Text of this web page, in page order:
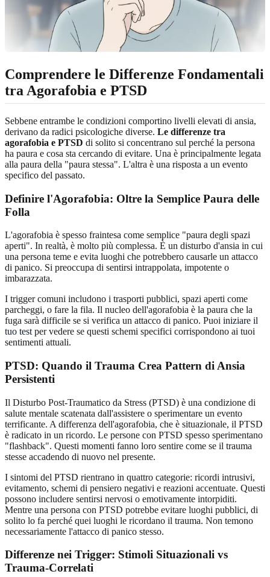
Comprendere le Differenze Fondamentali
tra Agorafobia e PTSD
Sebbene entrambe le condizioni comportino livelli elevati di ansia,
derivano da radici psicologiche diverse. Le differenze tra
agorafobia e PTSD di solito si concentrano sul perché la persona
ha paura e cosa sta cercando di evitare. Una è principalmente legata
alla paura della "paura stessa". L'altra è una risposta a un evento
specifico del passato.
Definire l'Agorafobia: Oltre la Semplice Paura delle
Folla
L'agorafobia è spesso fraintesa come semplice "paura degli spazi
aperti". In realtà, è molto più complessa. È un disturbo d'ansia in cui
una persona teme e evita luoghi che potrebbero causarle un attacco
di panico. Si preoccupa di sentirsi intrappolata, impotente o
imbarazzata.
I trigger comuni includono i trasporti pubblici, spazi aperti come
parcheggi, o fare la fila. Il nucleo dell'agorafobia è la paura che la
fuga sarà difficile se si verifica un attacco di panico. Puoi iniziare il
tuo test per vedere se questi schemi specifici corrispondono ai tuoi
sentimenti attuali.
PTSD: Quando il Trauma Crea Pattern di Ansia
Persistenti
Il Disturbo Post-Traumatico da Stress (PTSD) è una condizione di
salute mentale scatenata dall'assistere o sperimentare un evento
terrificante. A differenza dell'agorafobia, che è situazionale, il PTSD
è radicato in un ricordo. Le persone con PTSD spesso sperimentano
"flashback". Questi momenti fanno loro sentire come se il trauma
stesse accadendo di nuovo nel presente.
I sintomi del PTSD rientrano in quattro categorie: ricordi intrusivi,
evitamento, schemi di pensiero negativi e reazioni accentuate. Questi
possono includere sentirsi nervosi o emotivamente intorpiditi.
Mentre una persona con PTSD potrebbe evitare luoghi pubblici, di
solito lo fa perché quei luoghi le ricordano il trauma. Non temono
necessariamente l'attacco di panico stesso.
Differenze nei Trigger: Stimoli Situazionali vs
Trauma-Correlati